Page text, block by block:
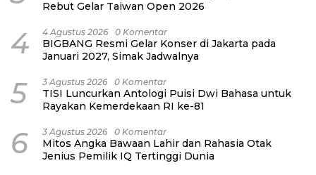
Rebut Gelar Taiwan Open 2026
4 4 Agustus 2026 0 Komentar
BIGBANG Resmi Gelar Konser di Jakarta pada
Januari 2027, Simak Jadwalnya
5 3 Agustus 2026 0 Komentar
TISI Luncurkan Antologi Puisi Dwi Bahasa untuk
Rayakan Kemerdekaan RI ke-81
6 3 Agustus 2026 0 Komentar
Mitos Angka Bawaan Lahir dan Rahasia Otak
Jenius Pemilik IQ Tertinggi Dunia